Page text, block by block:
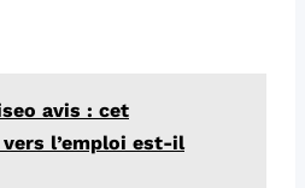
avis : cet
l’emploi est-il